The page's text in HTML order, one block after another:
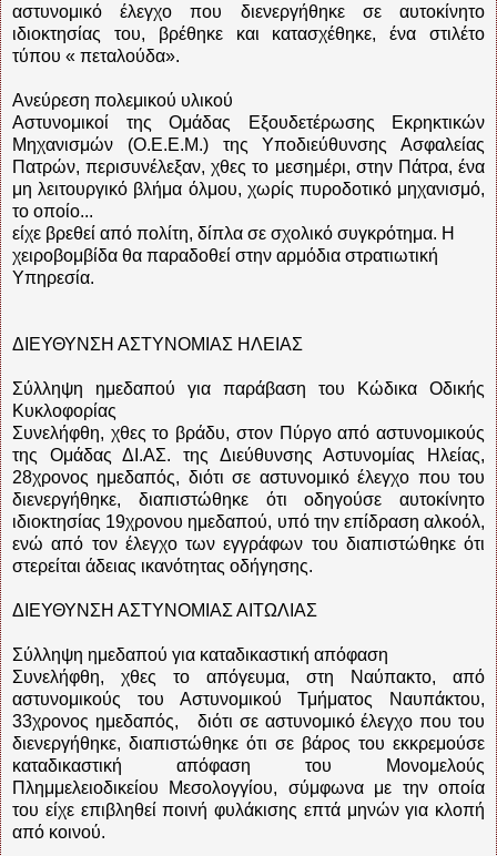
αστυνομικό έλεγχο που διενεργήθηκε σε αυτοκίνητο
ιδιοκτησίας του, βρέθηκε και κατασχέθηκε, ένα στιλέτο
τύπου « πεταλούδα».
Ανεύρεση πολεμικού υλικού
Αστυνομικοί της Ομάδας Εξουδετέρωσης Εκρηκτικών
Μηχανισμών (Ο.Ε.Ε.Μ.) της Υποδιεύθυνσης Ασφαλείας
Πατρών, περισυνέλεξαν, χθες το μεσημέρι, στην Πάτρα, ένα
μη λειτουργικό βλήμα όλμου, χωρίς πυροδοτικό μηχανισμό,
το οποίο...
είχε βρεθεί από πολίτη, δίπλα σε σχολικό συγκρότημα. Η
χειροβομβίδα θα παραδοθεί στην αρμόδια στρατιωτική
Υπηρεσία.
ΔΙΕΥΘΥΝΣΗ ΑΣΤΥΝΟΜΙΑΣ ΗΛΕΙΑΣ
Σύλληψη ημεδαπού για παράβαση του Κώδικα Οδικής
Κυκλοφορίας
Συνελήφθη, χθες το βράδυ, στον Πύργο από αστυνομικούς
της Ομάδας ΔΙ.ΑΣ. της Διεύθυνσης Αστυνομίας Ηλείας,
28χρονος ημεδαπός, διότι σε αστυνομικό έλεγχο που του
διενεργήθηκε, διαπιστώθηκε ότι οδηγούσε αυτοκίνητο
ιδιοκτησίας 19χρονου ημεδαπού, υπό την επίδραση αλκοόλ,
ενώ από τον έλεγχο των εγγράφων του διαπιστώθηκε ότι
στερείται άδειας ικανότητας οδήγησης.
ΔΙΕΥΘΥΝΣΗ ΑΣΤΥΝΟΜΙΑΣ ΑΙΤΩΛΙΑΣ
Σύλληψη ημεδαπού για καταδικαστική απόφαση
Συνελήφθη, χθες το απόγευμα, στη Ναύπακτο, από
αστυνομικούς του Αστυνομικού Τμήματος Ναυπάκτου,
33χρονος ημεδαπός, διότι σε αστυνομικό έλεγχο που του
διενεργήθηκε, διαπιστώθηκε ότι σε βάρος του εκκρεμούσε
καταδικαστική απόφαση του Μονομελούς
Πλημμελειοδικείου Μεσολογγίου, σύμφωνα με την οποία
του είχε επιβληθεί ποινή φυλάκισης επτά μηνών για κλοπή
από κοινού.